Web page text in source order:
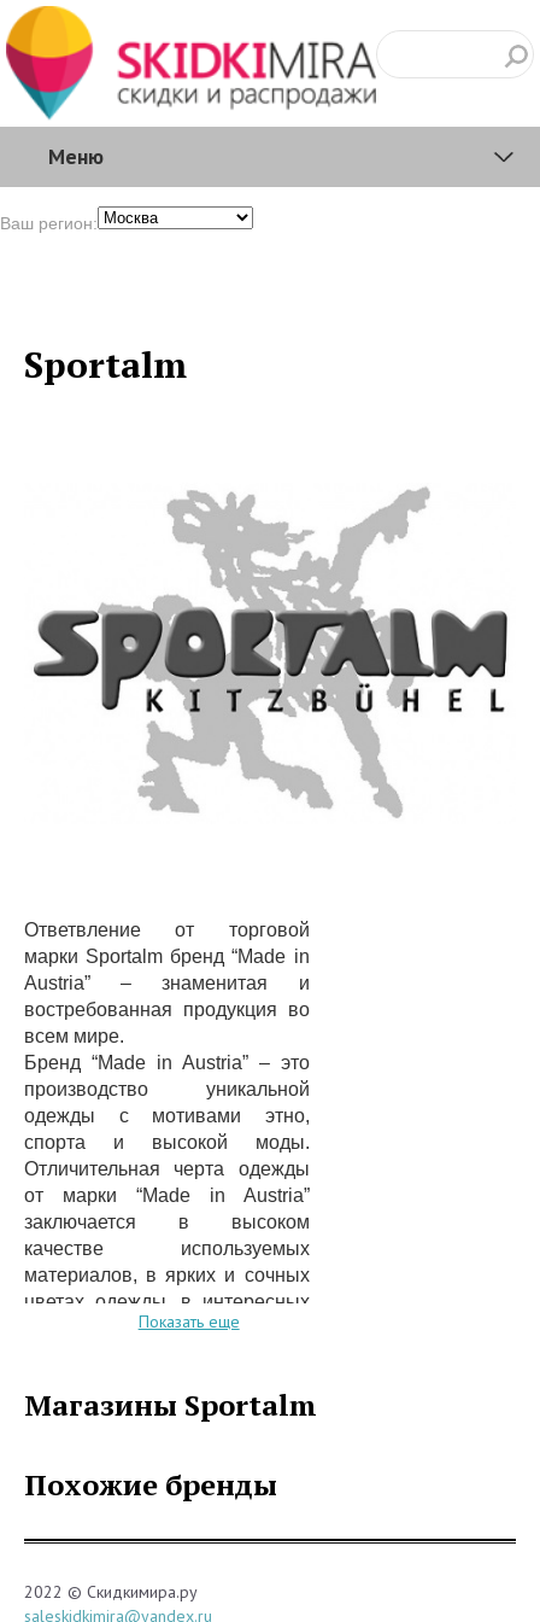
Меню
Ваш регион:
Sportalm
Ответвление от торговой
марки Sportalm бренд “Made in
Austria” – знаменитая и
востребованная продукция во
всем мире.
Бренд “Made in Austria” – это
производство уникальной
одежды с мотивами этно,
спорта и высокой моды.
Отличительная черта одежды
от марки “Made in Austria”
заключается в высоком
качестве используемых
материалов, в ярких и сочных
цветах одежды, в интересных
дизайнерских решениях, в
Austria” начинал свою
эту торговую марку знают во
“Made in Austria” можно пойти
мероприятие, на вечеринку с
Показать еще
Магазины Sportalm
Похожие бренды
2022 © Скидкимира.ру
saleskidkimira@yandex.ru